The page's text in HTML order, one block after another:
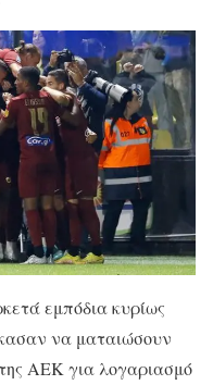
εμπόδια κυρίως
να ματαιώσουν
ΑΕΚ για λογαριασμό